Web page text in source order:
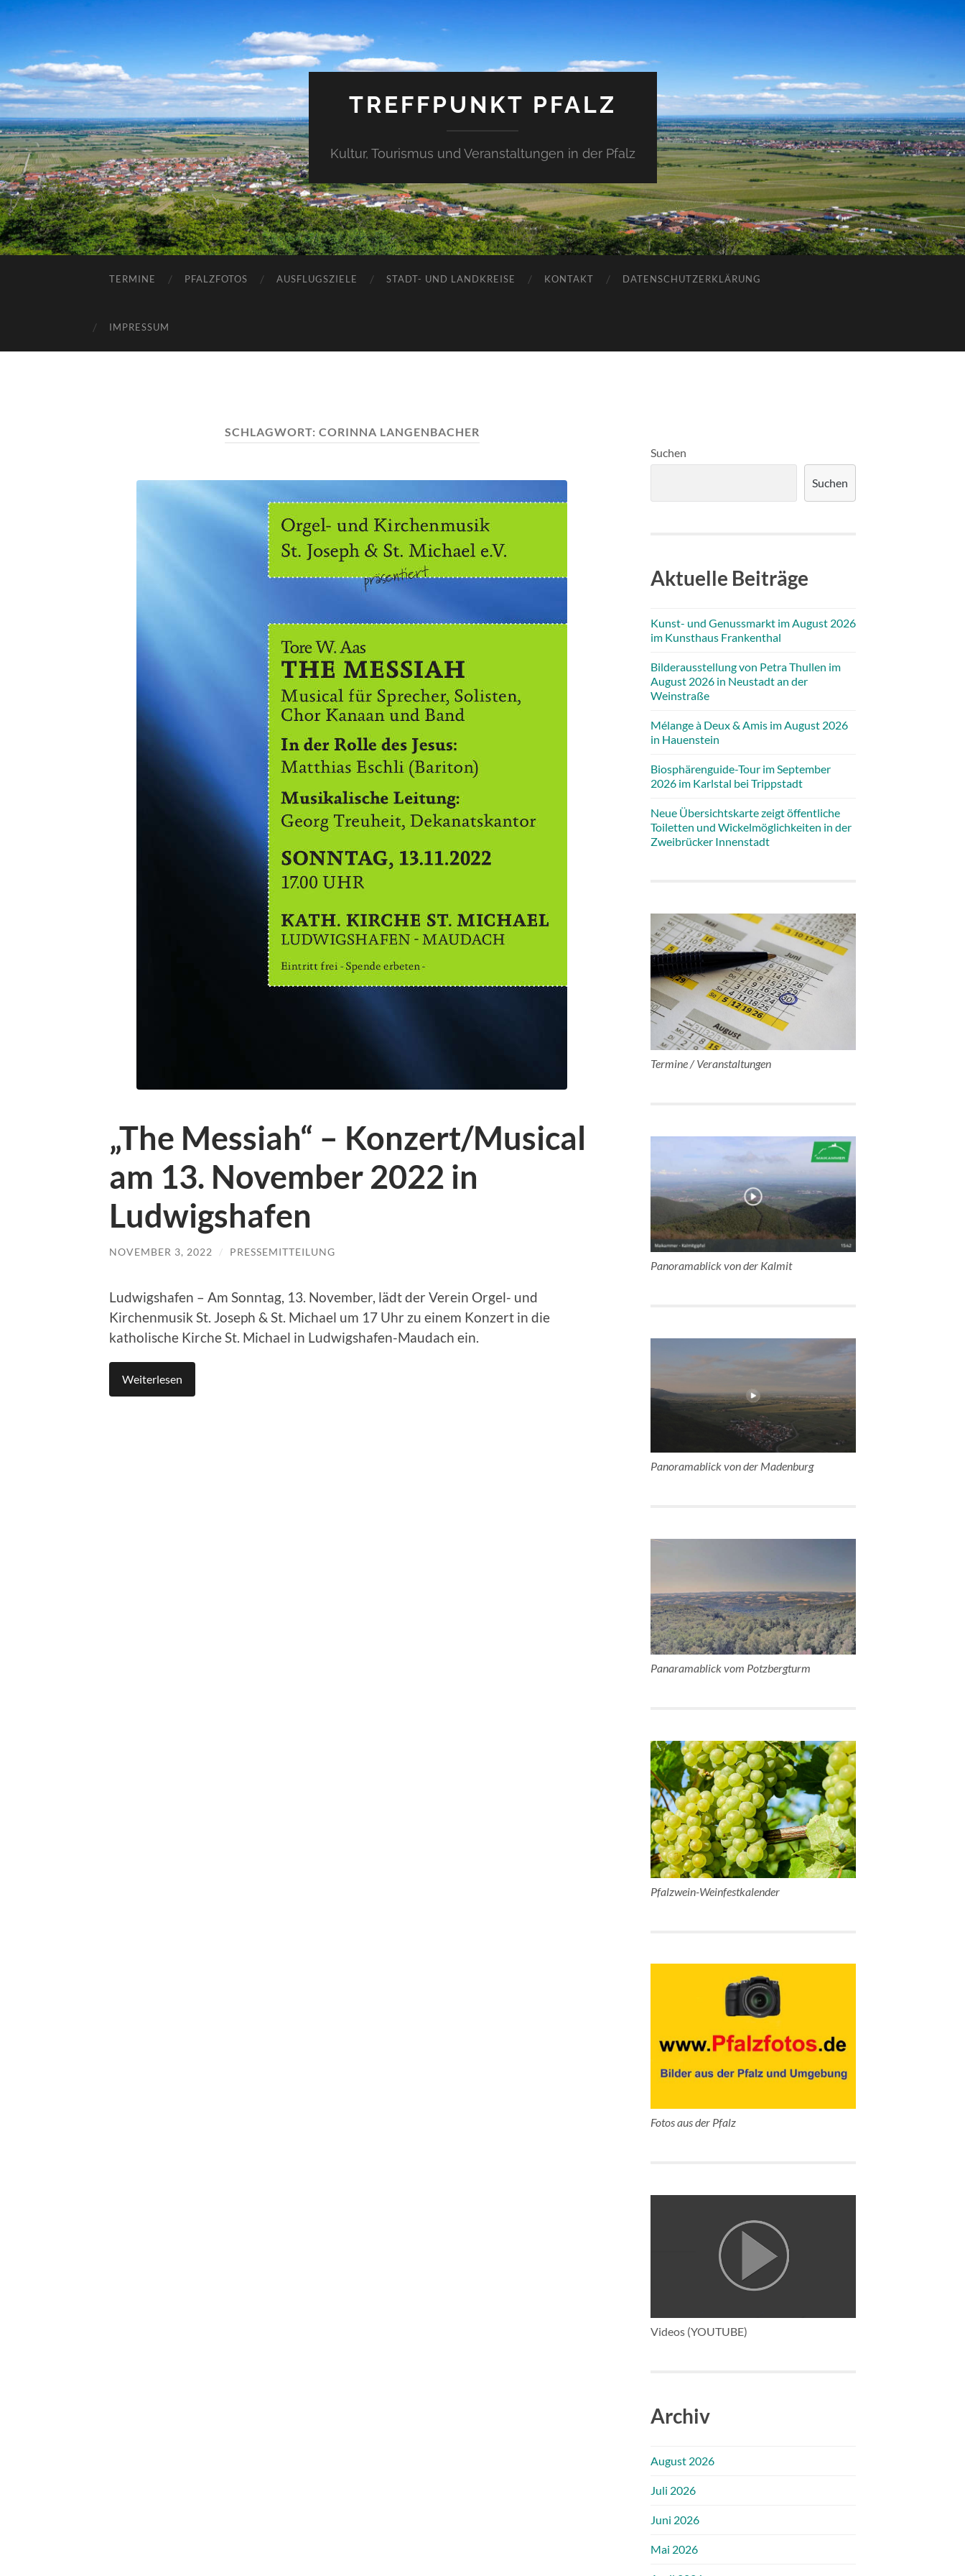
TREFFPUNKT PFALZ
Kultur, Tourismus und Veranstaltungen in der Pfalz
TERMINE PFALZFOTOS AUSFLUGSZIELE STADT- UND LANDKREISE KONTAKT DATENSCHUTZERKLÄRUNG
IMPRESSUM
SCHLAGWORT: CORINNA LANGENBACHER
„The Messiah“ – Konzert/Musical
am 13. November 2022 in
Ludwigshafen
NOVEMBER 3, 2022 / PRESSEMITTEILUNG
Ludwigshafen – Am Sonntag, 13. November, lädt der Verein Orgel- und
Kirchenmusik St. Joseph & St. Michael um 17 Uhr zu einem Konzert in die
katholische Kirche St. Michael in Ludwigshafen-Maudach ein.
Weiterlesen
Suchen
Suchen
Aktuelle Beiträge
Kunst- und Genussmarkt im August 2026
im Kunsthaus Frankenthal
Bilderausstellung von Petra Thullen im
August 2026 in Neustadt an der
Weinstraße
Mélange à Deux & Amis im August 2026
in Hauenstein
Biosphärenguide-Tour im September
2026 im Karlstal bei Trippstadt
Neue Übersichtskarte zeigt öffentliche
Toiletten und Wickelmöglichkeiten in der
Zweibrücker Innenstadt
Termine / Veranstaltungen
Panoramablick von der Kalmit
Panoramablick von der Madenburg
Panaramablick vom Potzbergturm
Pfalzwein-Weinfestkalender
Fotos aus der Pfalz
Videos (YOUTUBE)
Archiv
August 2026
Juli 2026
Juni 2026
Mai 2026